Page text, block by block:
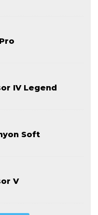
IV Legend
Soft
V